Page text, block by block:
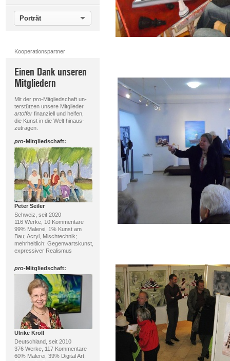
Porträt
Kooperationspartner
Einen Dank unseren
Mitgliedern
Mit der pro-Mitgliedschaft un-
terstützen unsere Mitglieder
artofferfinanziell und helfen,
die Kunst in die Welt hinaus-
zutragen.
pro-Mitgliedschaft:
Peter Seiler
Schweiz, seit 2020
116 Werke, 10 Kommentare
99% Malerei, 1% Kunst am
Bau; Acryl, Mischtechnik;
mehrheitlich: Gegenwartskunst,
expressiver Realismus
pro-Mitgliedschaft:
Ulrike Kröll
Deutschland, seit 2010
376 Werke, 117 Kommentare
60% Malerei, 39% Digital Art;